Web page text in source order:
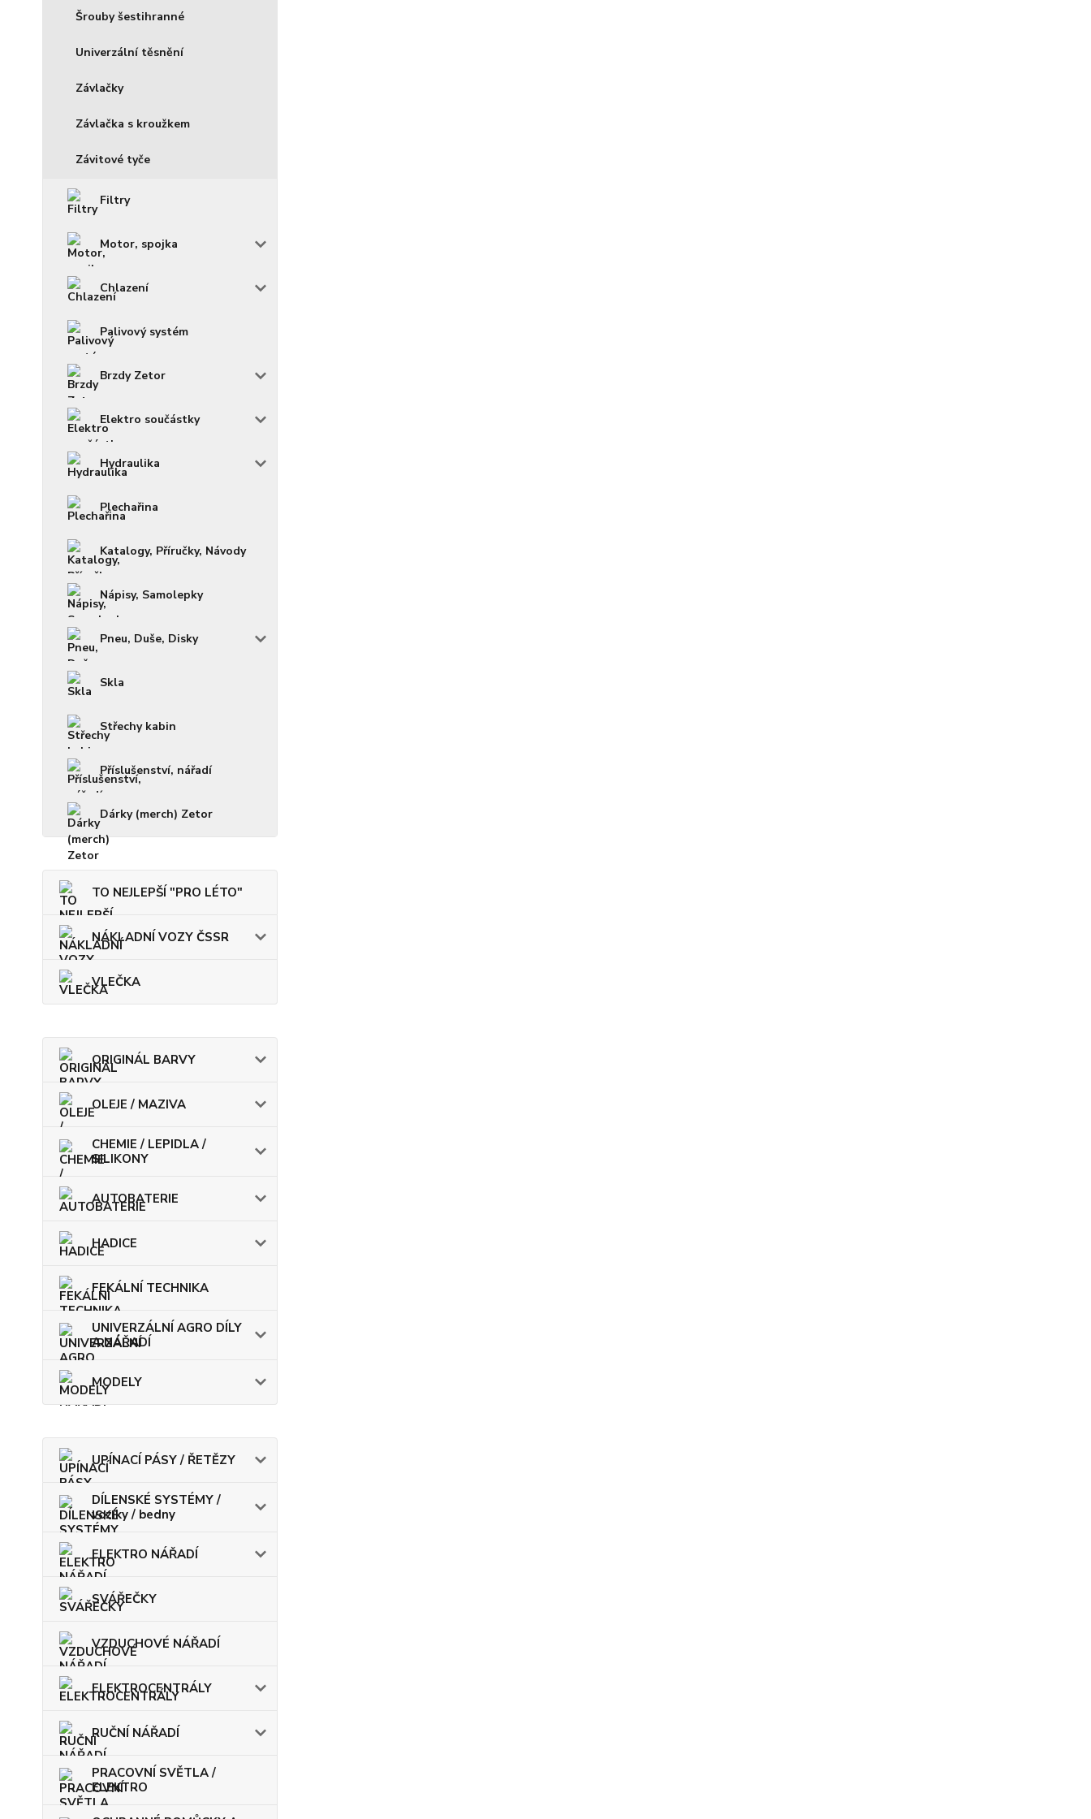
Šrouby šestihranné
Univerzální těsnění
Závlačky
Závlačka s kroužkem
Závitové tyče
Filtry
Motor, spojka
Chlazení
Palivový systém
Brzdy Zetor
Elektro součástky
Hydraulika
Plechařina
Katalogy, Příručky, Návody
Nápisy, Samolepky
Pneu, Duše, Disky
Skla
Střechy kabin
Příslušenství, nářadí
Dárky (merch) Zetor
TO NEJLEPŠÍ "PRO LÉTO"
NÁKLADNÍ VOZY ČSSR
VLEČKA
ORIGINÁL BARVY
OLEJE / MAZIVA
CHEMIE / LEPIDLA /
SILIKONY
AUTOBATERIE
HADICE
FEKÁLNÍ TECHNIKA
UNIVERZÁLNÍ AGRO DÍLY
A NÁŘADÍ
MODELY
UPÍNACÍ PÁSY / ŘETĚZY
DÍLENSKÉ SYSTÉMY /
vozíky / bedny
ELEKTRO NÁŘADÍ
SVÁŘEČKY
VZDUCHOVÉ NÁŘADÍ
ELEKTROCENTRÁLY
RUČNÍ NÁŘADÍ
PRACOVNÍ SVĚTLA /
ELEKTRO